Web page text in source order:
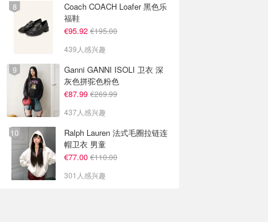
Coach COACH Loafer 黑色乐
福鞋
€95.92 €195.00
439人感兴趣
Ganni GANNI ISOLI 卫衣 深
灰色拼驼色粉色
€87.99 €269.99
437人感兴趣
Ralph Lauren 法式毛圈拉链连
帽卫衣 男童
€77.00 €110.00
301人感兴趣